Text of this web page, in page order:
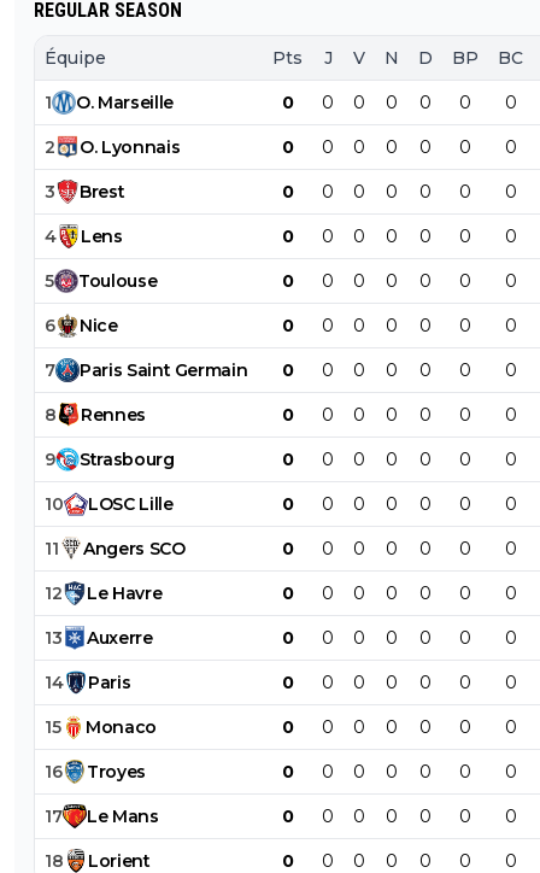
REGULAR SEASON
Équipe Pts J V N D BP BC
1 O. Marseille 0 0 0 0 0 0 0
2 O. Lyonnais 0 0 0 0 0 0 0
3 Brest 0 0 0 0 0 0 0
4 Lens 0 0 0 0 0 0 0
5 Toulouse 0 0 0 0 0 0 0
6 Nice 0 0 0 0 0 0 0
7 Paris Saint Germain 0 0 0 0 0 0 0
8 Rennes 0 0 0 0 0 0 0
9 Strasbourg 0 0 0 0 0 0 0
10 LOSC Lille 0 0 0 0 0 0 0
11 Angers SCO 0 0 0 0 0 0 0
12 Le Havre 0 0 0 0 0 0 0
13 Auxerre 0 0 0 0 0 0 0
14 Paris 0 0 0 0 0 0 0
15 Monaco 0 0 0 0 0 0 0
16 Troyes 0 0 0 0 0 0 0
17 Le Mans 0 0 0 0 0 0 0
18 Lorient 0 0 0 0 0 0 0